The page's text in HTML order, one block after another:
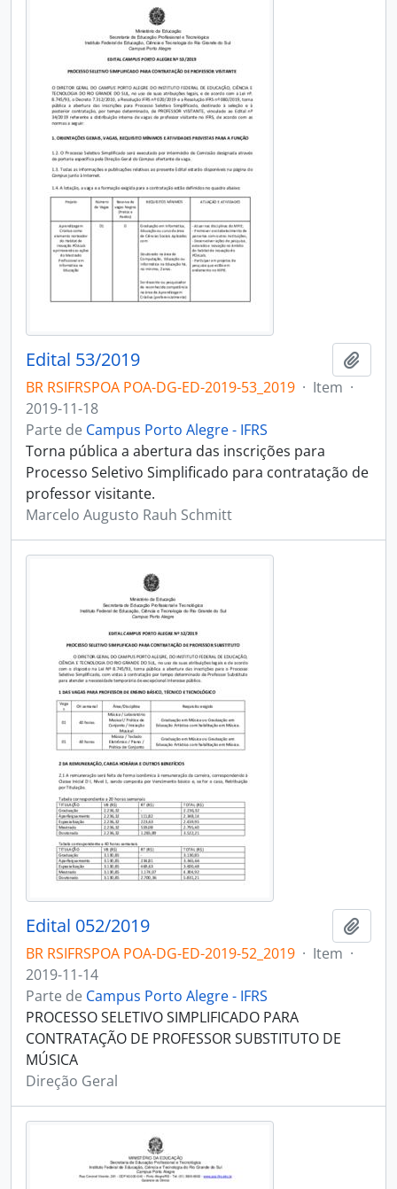
Edital 53/2019
BR RSIFRSPOA POA-DG-ED-2019-53_2019 · Item ·
2019-11-18
Parte de Campus Porto Alegre - IFRS
Torna pública a abertura das inscrições para
Processo Seletivo Simplificado para contratação de
professor visitante.
Marcelo Augusto Rauh Schmitt
Edital 052/2019
BR RSIFRSPOA POA-DG-ED-2019-52_2019 · Item ·
2019-11-14
Parte de Campus Porto Alegre - IFRS
PROCESSO SELETIVO SIMPLIFICADO PARA
CONTRATAÇÃO DE PROFESSOR SUBSTITUTO DE
MÚSICA
Direção Geral